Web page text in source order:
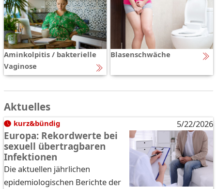
Aminkolpitis / bak­te­ri­el­le
Va­gi­no­se
Blasenschwäche
Aktuelles
kurz&bündig 5/22/2026
Europa: Rekordwerte bei
sexuell übertragbaren
Infektionen
Die aktuellen jährlichen
epidemiologischen Berichte der